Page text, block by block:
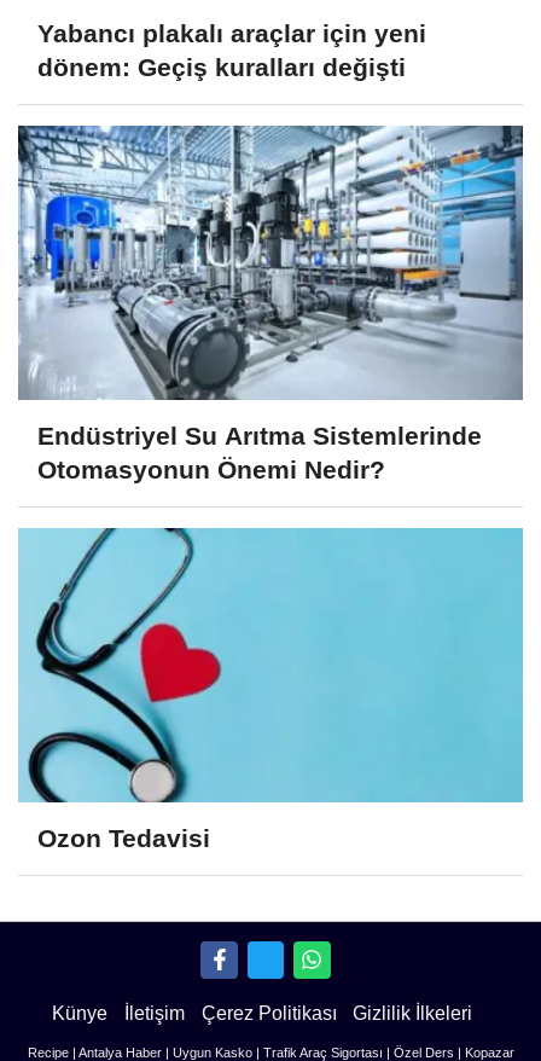
Yabancı plakalı araçlar için yeni
dönem: Geçiş kuralları değişti
Endüstriyel Su Arıtma Sistemlerinde
Otomasyonun Önemi Nedir?
Ozon Tedavisi
Künye İletişim Çerez Politikası Gizlilik İlkeleri
Recipe| Antalya Haber| Uygun Kasko| Trafik Araç Sigortası Özel Ders Kopazar